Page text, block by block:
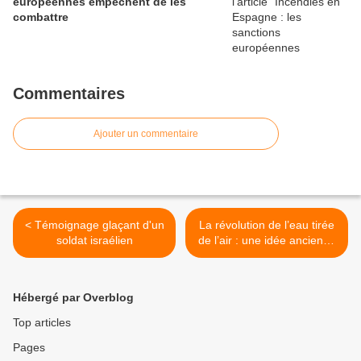
combattre
Commentaires
Ajouter un commentaire
< Témoignage glaçant d'un
soldat israélien
La révolution de l’eau tirée
de l’air : une idée ancienne
remise au goût du jour par
Hébergé par Overblog
Top articles
Pages